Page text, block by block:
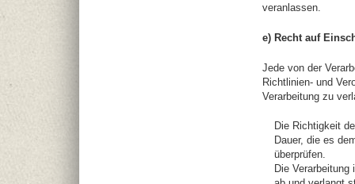
veranlassen.
e) Recht auf
Jede von der
Richtlinien- und
Verarbeitung zu
Die Richtigkeit
Dauer, die es
überprüfen.
Die